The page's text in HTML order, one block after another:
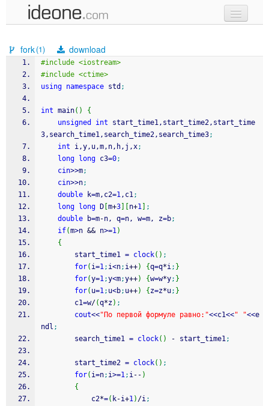
samples
recent codes
sign in
fork(1) download
#include <iostream>
#include <ctime>
using namespace std ;
int main( )
{
unsigned
int start_time1,start_time2,start_time
3,search_time1,search_time2,search_time3;
int i,y,u,m,n,h,j,x;
long
long c3=0;
cin>>m;
cin>>n;
double k=m,c2=1,c1;
long
long D m+3 n+1
;
double b=m-n, q=n, w=m, z=b;
if(m>n && n>=1)
{
		start_time1
= clock( ) ;
for( i=1; i<n; i++) {q=q*i; }
for(y=1;y<m;y++) {w=w*y; }
for( u=1; u<b; u++) { z=z*u; }
		c1
=w/(q*z) ;
cout<<"По первой формуле равно:"<<c1<<" "<<e
ndl ;
		search_time1
= clock( ) - start_time1;
		start_time2
= clock( ) ;
for( i=n; i>=1; i-- )
{
			c2
*=( k-i+1) /i;